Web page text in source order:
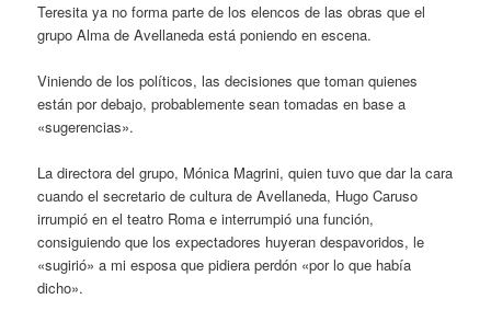
Teresita ya no forma parte de los elencos de las obras que el
grupo Alma de Avellaneda está poniendo en escena.
Viniendo de los políticos, las decisiones que toman quienes
están por debajo, probablemente sean tomadas en base a
«sugerencias».
La directora del grupo, Mónica Magrini, quien tuvo que dar la cara
cuando el secretario de cultura de Avellaneda, Hugo Caruso
irrumpió en el teatro Roma e interrumpió una función,
consiguiendo que los expectadores huyeran despavoridos, le
«sugirió» a mi esposa que pidiera perdón «por lo que había
dicho».